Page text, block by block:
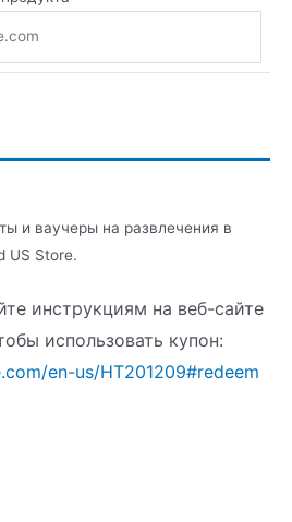
и ваучеры на развлечения в
US Store.
инструкциям на веб-сайте
использовать купон:
en-us/HT201209#redeem